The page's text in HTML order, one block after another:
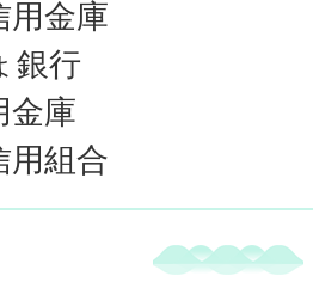
用金庫
銀行
金庫
用組合